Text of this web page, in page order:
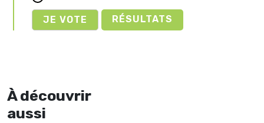
RÉSULTATS
À découvrir
aussi